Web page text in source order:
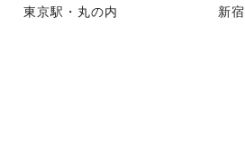
東京駅・丸の内 新宿